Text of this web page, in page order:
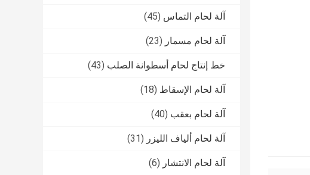
آلة لحام التماس (45)
آلة لحام مسمار (23)
خط إنتاج لحام أسطوانة الصلب (43)
آلة لحام الإسقاط (18)
آلة لحام بعقب (40)
آلة لحام ألياف الليزر (31)
آلة لحام الانتشار (6)